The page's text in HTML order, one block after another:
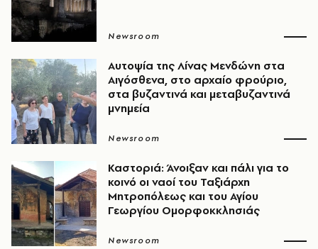
Newsroom
Αυτοψία της Λίνας Μενδώνη στα
Αιγόσθενα, στο αρχαίο φρούριο,
στα βυζαντινά και μεταβυζαντινά
μνημεία
Newsroom
Καστοριά: Άνοιξαν και πάλι για το
κοινό οι ναοί του Ταξιάρχη
Μητροπόλεως και του Αγίου
Γεωργίου Ομορφοκκλησιάς
Newsroom